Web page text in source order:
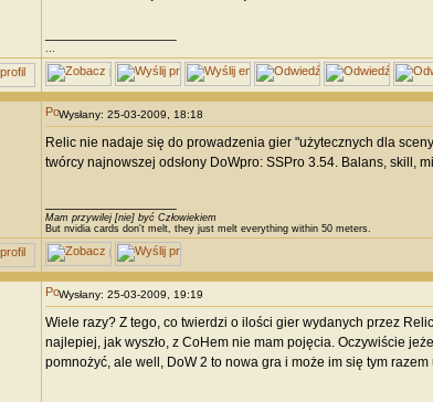
...
Wysłany: 25-03-2009, 18:18
Relic nie nadaje się do prowadzenia gier "użytecznych dla
twórcy najnowszej odsłony DoWpro: SSPro 3.54. Balans, skill,
Mam przywilej [nie] być Człowiekiem
But nvidia cards don't melt, they just melt everything within 50 meters.
Wysłany: 25-03-2009, 19:19
Wiele razy? Z tego, co twierdzi o ilości gier wydanych przez
najlepiej, jak wyszło, z CoHem nie mam pojęcia. Oczywiście
pomnożyć, ale well, DoW 2 to nowa gra i może im się tym